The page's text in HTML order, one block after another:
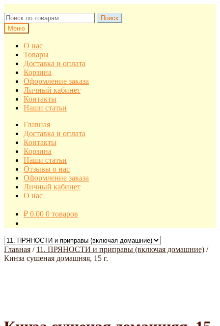
к
навигации
к
содержимому
Искать:
Поиск
Меню
О нас
Товары
Доставка и оплата
Корзина
Оформление заказа
Личный кабинет
Контакты
Наши статьи
Главная
Доставка и оплата
Контакты
Корзина
Наши статьи
Отзывы о нас
Оформление заказа
Личный кабинет
О нас
₽ 0.00 0 товаров
Главная / 11. ПРЯНОСТИ и приправы (включая домашние) /
Кинза сушеная домашняя, 15 г.